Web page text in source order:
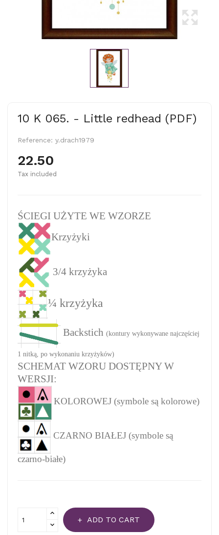
10 K 065. - Little redhead (PDF)
Reference: y.drach1979
22.50
Tax included
ŚCIEGI UŻYTE WE WZORZE
Krzyżyki
3/4 krzyżyka
¼ krzyżyka
Backstich (kontury wykonywane najczęściej
1 nitką, po wykonaniu krzyżyków)
SCHEMAT WZORU DOSTĘPNY W
WERSJI:
KOLOROWEJ (symbole są kolorowe)
CZARNO BIAŁEJ (symbole są
czarno-białe)
ADD TO CART